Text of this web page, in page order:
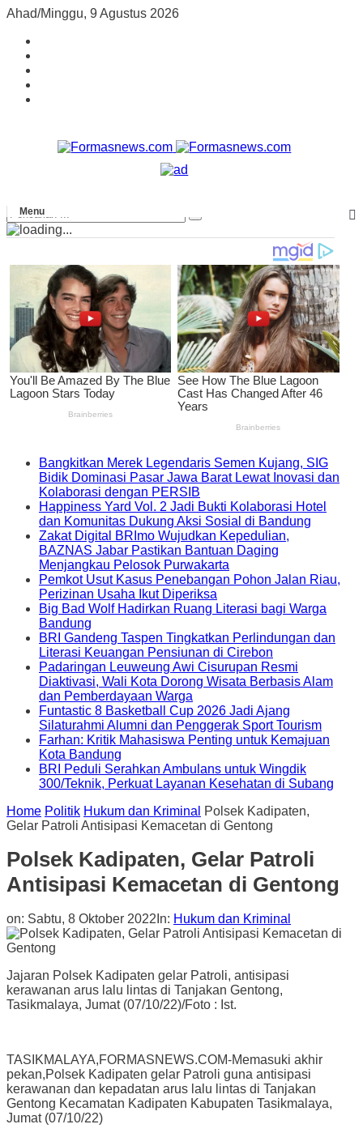
Ahad/Minggu, 9 Agustus 2026
Menu
Bangkitkan Merek Legendaris Semen Kujang, SIG
Bidik Dominasi Pasar Jawa Barat Lewat Inovasi dan
Kolaborasi dengan PERSIB
Happiness Yard Vol. 2 Jadi Bukti Kolaborasi Hotel
dan Komunitas Dukung Aksi Sosial di Bandung
Zakat Digital BRImo Wujudkan Kepedulian,
BAZNAS Jabar Pastikan Bantuan Daging
Menjangkau Pelosok Purwakarta
Pemkot Usut Kasus Penebangan Pohon Jalan Riau,
Perizinan Usaha Ikut Diperiksa
Big Bad Wolf Hadirkan Ruang Literasi bagi Warga
Bandung
BRI Gandeng Taspen Tingkatkan Perlindungan dan
Literasi Keuangan Pensiunan di Cirebon
Padaringan Leuweung Awi Cisurupan Resmi
Diaktivasi, Wali Kota Dorong Wisata Berbasis Alam
dan Pemberdayaan Warga
Funtastic 8 Basketball Cup 2026 Jadi Ajang
Silaturahmi Alumni dan Penggerak Sport Tourism
Farhan: Kritik Mahasiswa Penting untuk Kemajuan
Kota Bandung
BRI Peduli Serahkan Ambulans untuk Wingdik
300/Teknik, Perkuat Layanan Kesehatan di Subang
Home Politik Hukum dan Kriminal
Polsek Kadipaten,
Gelar Patroli Antisipasi Kemacetan di Gentong
Polsek Kadipaten, Gelar Patroli
Antisipasi Kemacetan di Gentong
on: Sabtu, 8 Oktober 2022 In: Hukum dan Kriminal
Jajaran Polsek Kadipaten gelar Patroli, antisipasi
kerawanan arus lalu lintas di Tanjakan Gentong,
Tasikmalaya, Jumat (07/10/22)/Foto : Ist.
TASIKMALAYA,FORMASNEWS.COM-Memasuki akhir
pekan,Polsek Kadipaten gelar Patroli guna antisipasi
kerawanan dan kepadatan arus lalu lintas di Tanjakan
Gentong Kecamatan Kadipaten Kabupaten Tasikmalaya,
Jumat (07/10/22)